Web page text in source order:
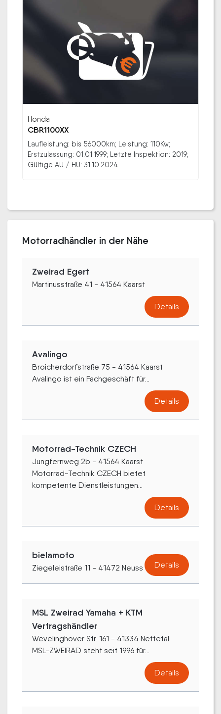
Honda
CBR1100XX
Laufleistung: bis 56000km; Leistung: 110Kw;
Erstzulassung: 01.01.1999; Letzte Inspektion: 2019;
Gültige AU / HU: 31.10.2024
Motorradhändler in der Nähe
Zweirad Egert
Martinusstraße 41 - 41564 Kaarst
Details
Avalingo
Broicherdorfstraße 75 - 41564 Kaarst
Avalingo ist ein Fachgeschäft für...
Details
Motorrad-Technik CZECH
Jungfernweg 2b - 41564 Kaarst
Motorrad-Technik CZECH bietet
kompetente Dienstleistungen...
Details
bielamoto
Ziegeleistraße 11 - 41472 Neuss Details
MSL Zweirad Yamaha + KTM
Vertragshändler
Wevelinghover Str. 161 - 41334 Nettetal
MSL-ZWEIRAD steht seit 1996 für...
Details